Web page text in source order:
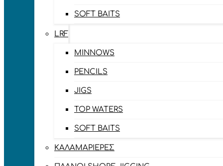
SOFT BAITS
LRF
MINNOWS
PENCILS
JIGS
TOP WATERS
SOFT BAITS
ΚΑΛΑΜΑΡΙΈΡΕΣ